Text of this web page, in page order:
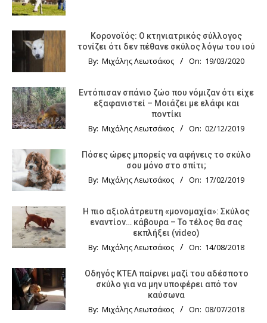
Κορονοϊός: Ο κτηνιατρικός σύλλογος
τονίζει ότι δεν πέθανε σκύλος λόγω του ιού
By: Μιχάλης Λεωτσάκος On: 19/03/2020
Εντόπισαν σπάνιο ζώο που νόμιζαν ότι είχε
εξαφανιστεί – Μοιάζει με ελάφι και
ποντίκι
By: Μιχάλης Λεωτσάκος On: 02/12/2019
Πόσες ώρες μπορείς να αφήνεις το σκύλο
σου μόνο στο σπίτι;
By: Μιχάλης Λεωτσάκος On: 17/02/2019
Η πιο αξιολάτρευτη «μονομαχία»: Σκύλος
εναντίον… κάβουρα – Το τέλος θα σας
εκπλήξει (video)
By: Μιχάλης Λεωτσάκος On: 14/08/2018
Οδηγός KTΕΛ παίρνει μαζί του αδέσποτο
σκύλο για να μην υποφέρει από τον
καύσωνα
By: Μιχάλης Λεωτσάκος On: 08/07/2018